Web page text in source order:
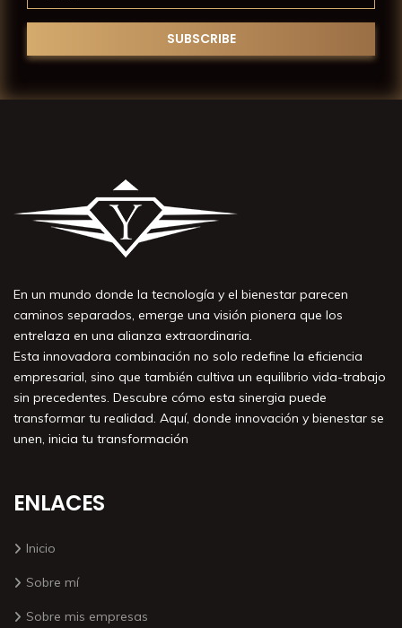
En un mundo donde la tecnología y el bienestar parecen
caminos separados, emerge una visión pionera que los
entrelaza en una alianza extraordinaria.
Esta innovadora combinación no solo redefine la eficiencia
empresarial, sino que también cultiva un equilibrio vida-trabajo
sin precedentes. Descubre cómo esta sinergia puede
transformar tu realidad. Aquí, donde innovación y bienestar se
unen, inicia tu transformación
ENLACES
Inicio
Sobre mí
Sobre mis empresas